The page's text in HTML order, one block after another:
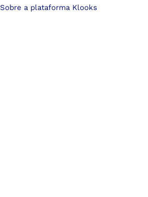
Sobre a plataforma Klooks